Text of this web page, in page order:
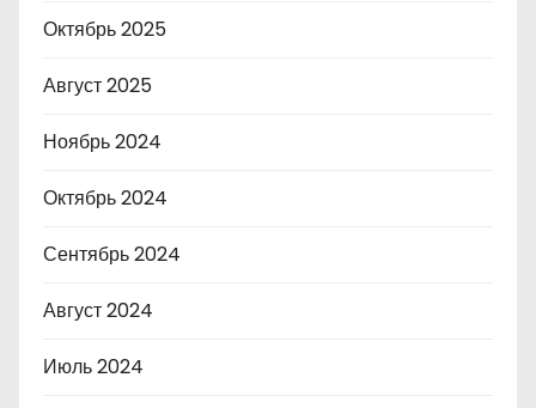
Октябрь 2025
Август 2025
Ноябрь 2024
Октябрь 2024
Сентябрь 2024
Август 2024
Июль 2024